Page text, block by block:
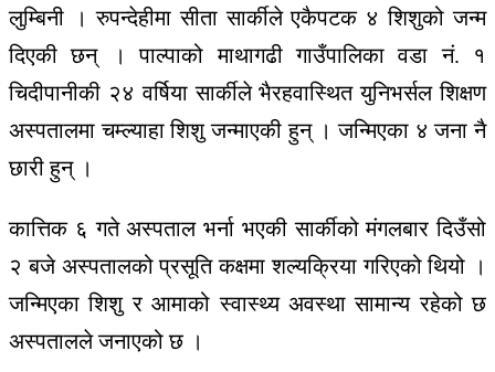
लुम्बिनी । रुपन्देहीमा सीता सार्कीले एकैपटक ४ शिशुको जन्म
दिएकी छन् । पाल्पाको माथागढी गाउँपालिका वडा नं. १
चिदीपानीकी २४ वर्षिया सार्कीले भैरहवास्थित युनिभर्सल शिक्षण
अस्पतालमा चम्ल्याहा शिशु जन्माएकी हुन् । जन्मिएका ४ जना नै
छारी हुन् ।
कात्तिक ६ गते अस्पताल भर्ना भएकी सार्कीको मंगलबार दिउँसो
२ बजे अस्पतालको प्रसूति कक्षमा शल्यक्रिया गरिएको थियो ।
जन्मिएका शिशु र आमाको स्वास्थ्य अवस्था सामान्य रहेको छ
अस्पतालले जनाएको छ ।